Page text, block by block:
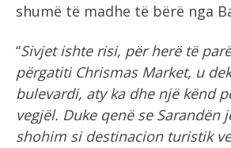
shumë të madhe të bërë nga
“Sivjet ishte risi, për herë të
përgatiti Chrismas Market, u
bulevardi, aty ka dhe një kënd
vegjël. Duke qenë se Sarandën
shohim si destinacion turistik